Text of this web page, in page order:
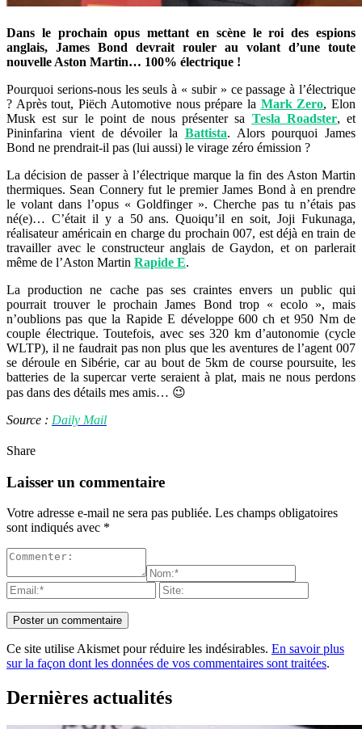
Dans le prochain opus mettant en scène le roi des espions
anglais, James Bond devrait rouler au volant d’une toute
nouvelle Aston Martin… 100% électrique !
Pourquoi serions-nous les seuls à « subir » ce passage à l’électrique
? Après tout, Piëch Automotive nous prépare la Mark Zero, Elon
Musk est sur le point de nous présenter sa Tesla Roadster, et
Pininfarina vient de dévoiler la Battista. Alors pourquoi James
Bond ne prendrait-il pas (lui aussi) le virage zéro émission ?
La décision de passer à l’électrique marque la fin des Aston Martin
thermiques. Sean Connery fut le premier James Bond à en prendre
le volant dans l’opus « Goldfinger ». Cherche pas tu n’étais pas
né(e)… C’était il y a 50 ans. Quoiqu’il en soit, Joji Fukunaga,
réalisateur américain en charge du prochain 007, est déjà en train de
travailler avec le constructeur anglais de Gaydon, et on parlerait
même de l’Aston Martin Rapide E.
La production ne cache pas ses craintes envers un public qui
pourrait trouver le prochain James Bond trop « ecolo », mais
n’oublions pas que la Rapide E développe 600 ch et 950 Nm de
couple électrique. Toutefois, avec ses 320 km d’autonomie (cycle
WLTP), il ne faudrait pas non plus que les aventures de l’agent 007
se déroule en Sibérie, car au bout de 5km de course poursuite, les
batteries de la supercar verte seraient à plat, mais ne nous perdons
pas dans des détails mes amis… 😉
Source : Daily Mail
Share
Laisser un commentaire
Votre adresse e-mail ne sera pas publiée. Les champs obligatoires
sont indiqués avec *
Ce site utilise Akismet pour réduire les indésirables. En savoir plus
sur la façon dont les données de vos commentaires sont traitées.
Dernières actualités